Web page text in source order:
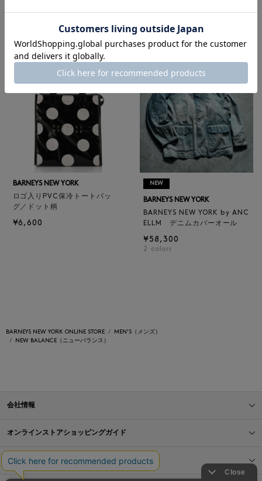
¥47,300
ELLM ホースレザーブルゾン
¥165,000
BARNEYS NEW YORK
ロゴ入りPVC保冷トートバッ
グ／ドット柄
¥6,600
NEW
BARNEYS NEW YORK
BARNEYS NEW YORK by ANC
ELLM デニムカバーオール
¥58,300
2 colors
BARNEYS NEW YORK ONLINE STORE
MEN'S（メンズ）
NEW BALANCE（ニューバランス）
会社情報
オンラインストアショッピングガイド
店舗情報